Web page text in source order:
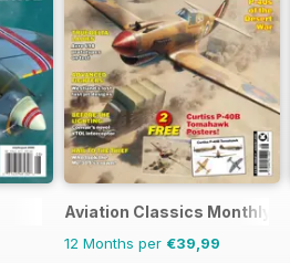
Aviation Classics Monthly
12 Months per €39,99